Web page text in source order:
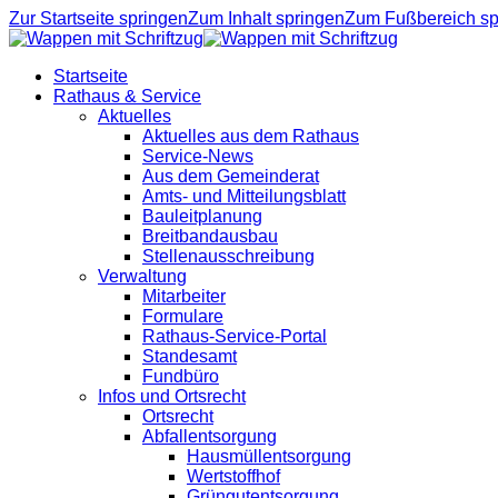
Zur Startseite springenZum Inhalt springenZum Fußbereich
Startseite
Rathaus & Service
Aktuelles
Aktuelles aus dem Rathaus
Service-News
Aus dem Gemeinderat
Amts- und Mitteilungsblatt
Bauleitplanung
Breitbandausbau
Stellenausschreibung
Verwaltung
Mitarbeiter
Formulare
Rathaus-Service-Portal
Standesamt
Fundbüro
Infos und Ortsrecht
Ortsrecht
Abfallentsorgung
Hausmüllentsorgung
Wertstoffhof